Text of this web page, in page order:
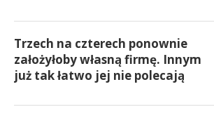
Trzech na czterech ponownie
założyłoby własną firmę. Innym
już tak łatwo jej nie polecają